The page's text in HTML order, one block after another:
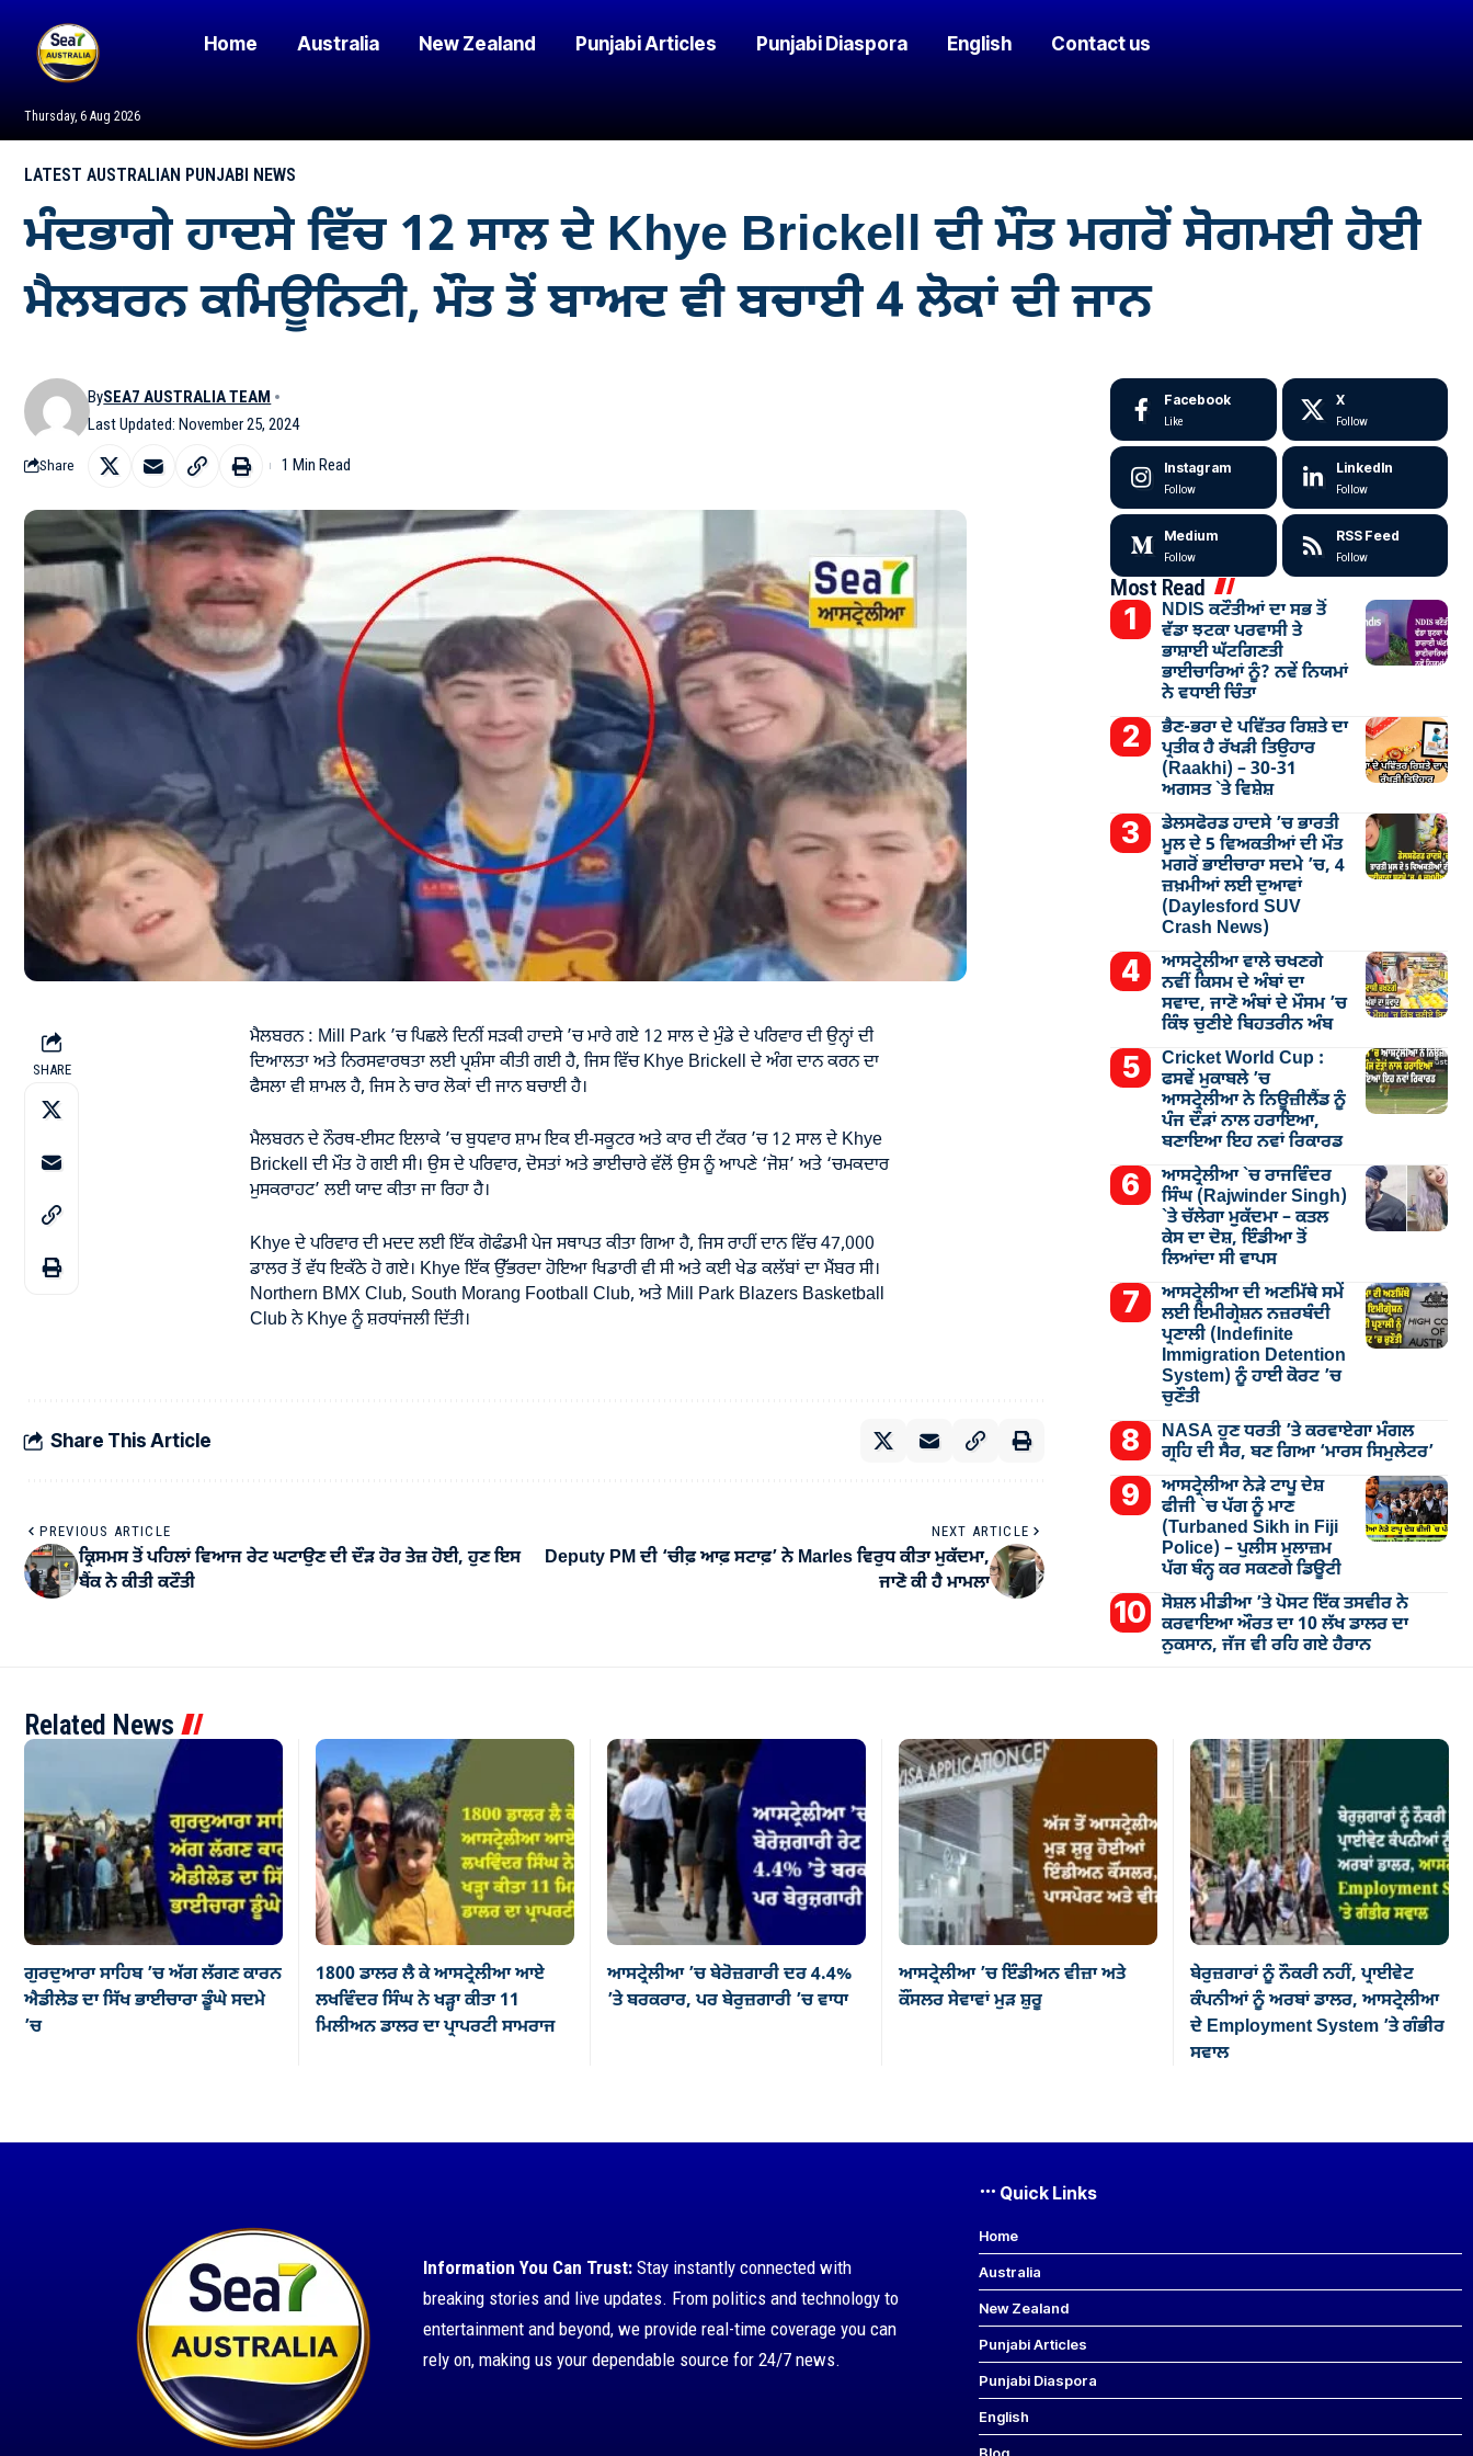
Thursday, 6 Aug 2026
Home Australia New Zealand Punjabi Articles Punjabi Diaspora English Contact us
LATEST AUSTRALIAN PUNJABI NEWS
ਮੰਦਭਾਗੇ ਹਾਦਸੇ ਵਿੱਚ 12 ਸਾਲ ਦੇ Khye Brickell ਦੀ ਮੌਤ ਮਗਰੋਂ ਸੋਗਮਈ ਹੋਈ
ਮੈਲਬਰਨ ਕਮਿਊਨਿਟੀ, ਮੌਤ ਤੋਂ ਬਾਅਦ ਵੀ ਬਚਾਈ 4 ਲੋਕਾਂ ਦੀ ਜਾਨ
Last Updated: November 25, 2024
BySEA7 AUSTRALIA TEAM
Share 1 Min Read
SHARE
ਮੈਲਬਰਨ : Mill Park ’ਚ ਪਿਛਲੇ ਦਿਨੀਂ ਸੜਕੀ ਹਾਦਸੇ ’ਚ ਮਾਰੇ ਗਏ 12 ਸਾਲ ਦੇ ਮੁੰਡੇ ਦੇ ਪਰਿਵਾਰ ਦੀ ਉਨ੍ਹਾਂ ਦੀ
ਦਿਆਲਤਾ ਅਤੇ ਨਿਰਸਵਾਰਥਤਾ ਲਈ ਪ੍ਰਸ਼ੰਸਾ ਕੀਤੀ ਗਈ ਹੈ, ਜਿਸ ਵਿੱਚ Khye Brickell ਦੇ ਅੰਗ ਦਾਨ ਕਰਨ ਦਾ
ਫੈਸਲਾ ਵੀ ਸ਼ਾਮਲ ਹੈ, ਜਿਸ ਨੇ ਚਾਰ ਲੋਕਾਂ ਦੀ ਜਾਨ ਬਚਾਈ ਹੈ।
ਮੈਲਬਰਨ ਦੇ ਨੌਰਥ-ਈਸਟ ਇਲਾਕੇ ’ਚ ਬੁਧਵਾਰ ਸ਼ਾਮ ਇਕ ਈ-ਸਕੂਟਰ ਅਤੇ ਕਾਰ ਦੀ ਟੱਕਰ ’ਚ 12 ਸਾਲ ਦੇ Khye
Brickell ਦੀ ਮੌਤ ਹੋ ਗਈ ਸੀ। ਉਸ ਦੇ ਪਰਿਵਾਰ, ਦੋਸਤਾਂ ਅਤੇ ਭਾਈਚਾਰੇ ਵੱਲੋਂ ਉਸ ਨੂੰ ਆਪਣੇ ‘ਜੋਸ਼’ ਅਤੇ ‘ਚਮਕਦਾਰ
ਮੁਸਕਰਾਹਟ’ ਲਈ ਯਾਦ ਕੀਤਾ ਜਾ ਰਿਹਾ ਹੈ।
Khye ਦੇ ਪਰਿਵਾਰ ਦੀ ਮਦਦ ਲਈ ਇੱਕ ਗੋਫੰਡਮੀ ਪੇਜ ਸਥਾਪਤ ਕੀਤਾ ਗਿਆ ਹੈ, ਜਿਸ ਰਾਹੀਂ ਦਾਨ ਵਿੱਚ 47,000
ਡਾਲਰ ਤੋਂ ਵੱਧ ਇਕੱਠੇ ਹੋ ਗਏ। Khye ਇੱਕ ਉੱਭਰਦਾ ਹੋਇਆ ਖਿਡਾਰੀ ਵੀ ਸੀ ਅਤੇ ਕਈ ਖੇਡ ਕਲੱਬਾਂ ਦਾ ਮੈਂਬਰ ਸੀ।
Northern BMX Club, South Morang Football Club, ਅਤੇ Mill Park Blazers Basketball
Club ਨੇ Khye ਨੂੰ ਸ਼ਰਧਾਂਜਲੀ ਦਿੱਤੀ।
Share This Article
PREVIOUS ARTICLE
ਕ੍ਰਿਸਮਸ ਤੋਂ ਪਹਿਲਾਂ ਵਿਆਜ ਰੇਟ ਘਟਾਉਣ ਦੀ ਦੌੜ ਹੋਰ ਤੇਜ਼ ਹੋਈ, ਹੁਣ ਇਸ
ਬੈਂਕ ਨੇ ਕੀਤੀ ਕਟੌਤੀ
NEXT ARTICLE
Deputy PM ਦੀ ‘ਚੀਫ਼ ਆਫ਼ ਸਟਾਫ਼’ ਨੇ Marles ਵਿਰੁਧ ਕੀਤਾ ਮੁਕੱਦਮਾ,
ਜਾਣੋ ਕੀ ਹੈ ਮਾਮਲਾ
Facebook
Like
X
Follow
Instagram
Follow
LinkedIn
Follow
Medium
Follow
RSS Feed
Follow
Most Read
NDIS ਕਟੌਤੀਆਂ ਦਾ ਸਭ ਤੋਂ
ਵੱਡਾ ਝਟਕਾ ਪਰਵਾਸੀ ਤੇ
ਭਾਸ਼ਾਈ ਘੱਟਗਿਣਤੀ
ਭਾਈਚਾਰਿਆਂ ਨੂੰ? ਨਵੇਂ ਨਿਯਮਾਂ
ਨੇ ਵਧਾਈ ਚਿੰਤਾ
ਭੈਣ-ਭਰਾ ਦੇ ਪਵਿੱਤਰ ਰਿਸ਼ਤੇ ਦਾ
ਪ੍ਰਤੀਕ ਹੈ ਰੱਖੜੀ ਤਿਉਹਾਰ
(Raakhi) – 30-31
ਅਗਸਤ `ਤੇ ਵਿਸ਼ੇਸ਼
ਡੇਲਸਫੋਰਡ ਹਾਦਸੇ ’ਚ ਭਾਰਤੀ
ਮੂਲ ਦੇ 5 ਵਿਅਕਤੀਆਂ ਦੀ ਮੌਤ
ਮਗਰੋਂ ਭਾਈਚਾਰਾ ਸਦਮੇ ’ਚ, 4
ਜ਼ਖ਼ਮੀਆਂ ਲਈ ਦੁਆਵਾਂ
(Daylesford SUV
Crash News)
ਆਸਟ੍ਰੇਲੀਆ ਵਾਲੇ ਚਖਣਗੇ
ਨਵੀਂ ਕਿਸਮ ਦੇ ਅੰਬਾਂ ਦਾ
ਸਵਾਦ, ਜਾਣੋ ਅੰਬਾਂ ਦੇ ਮੌਸਮ ’ਚ
ਕਿੰਝ ਚੁਣੀਏ ਬਿਹਤਰੀਨ ਅੰਬ
Cricket World Cup :
ਫਸਵੇਂ ਮੁਕਾਬਲੇ ’ਚ
ਆਸਟ੍ਰੇਲੀਆ ਨੇ ਨਿਊਜ਼ੀਲੈਂਡ ਨੂੰ
ਪੰਜ ਦੌੜਾਂ ਨਾਲ ਹਰਾਇਆ,
ਬਣਾਇਆ ਇਹ ਨਵਾਂ ਰਿਕਾਰਡ
ਆਸਟ੍ਰੇਲੀਆ `ਚ ਰਾਜਵਿੰਦਰ
ਸਿੰਘ (Rajwinder Singh)
`ਤੇ ਚੱਲੇਗਾ ਮੁੁਕੱਦਮਾ – ਕਤਲ
ਕੇਸ ਦਾ ਦੋਸ਼, ਇੰਡੀਆ ਤੋਂ
ਲਿਆਂਦਾ ਸੀ ਵਾਪਸ
ਆਸਟ੍ਰੇਲੀਆ ਦੀ ਅਣਮਿੱਥੇ ਸਮੇਂ
ਲਈ ਇਮੀਗ੍ਰੇਸ਼ਨ ਨਜ਼ਰਬੰਦੀ
ਪ੍ਰਣਾਲੀ (Indefinite
Immigration Detention
System) ਨੂੰ ਹਾਈ ਕੋਰਟ ’ਚ
ਚੁਣੌਤੀ
NASA ਹੁਣ ਧਰਤੀ ’ਤੇ ਕਰਵਾਏਗਾ ਮੰਗਲ
ਗ੍ਰਹਿ ਦੀ ਸੈਰ, ਬਣ ਗਿਆ ‘ਮਾਰਸ ਸਿਮੁਲੇਟਰ’
ਆਸਟ੍ਰੇਲੀਆ ਨੇੜੇ ਟਾਪੂ ਦੇਸ਼
ਫੀਜੀ `ਚ ਪੱਗ ਨੂੰ ਮਾਣ
(Turbaned Sikh in Fiji
Police) – ਪੁਲੀਸ ਮੁਲਾਜ਼ਮ
ਪੱਗ ਬੰਨ੍ਹ ਕਰ ਸਕਣਗੇ ਡਿਊਟੀ
ਸੋਸ਼ਲ ਮੀਡੀਆ ’ਤੇ ਪੋਸਟ ਇੱਕ ਤਸਵੀਰ ਨੇ
ਕਰਵਾਇਆ ਔਰਤ ਦਾ 10 ਲੱਖ ਡਾਲਰ ਦਾ
ਨੁਕਸਾਨ, ਜੱਜ ਵੀ ਰਹਿ ਗਏ ਹੈਰਾਨ
Related News
ਗੁਰਦੁਆਰਾ ਸਾਹਿਬ ’ਚ ਅੱਗ ਲੱਗਣ ਕਾਰਨ
ਐਡੀਲੇਡ ਦਾ ਸਿੱਖ ਭਾਈਚਾਰਾ ਡੂੰਘੇ ਸਦਮੇ
’ਚ
1800 ਡਾਲਰ ਲੈ ਕੇ ਆਸਟ੍ਰੇਲੀਆ ਆਏ
ਲਖਵਿੰਦਰ ਸਿੰਘ ਨੇ ਖੜ੍ਹਾ ਕੀਤਾ 11
ਮਿਲੀਅਨ ਡਾਲਰ ਦਾ ਪ੍ਰਾਪਰਟੀ ਸਾਮਰਾਜ
ਆਸਟ੍ਰੇਲੀਆ ’ਚ ਬੇਰੋਜ਼ਗਾਰੀ ਦਰ 4.4%
’ਤੇ ਬਰਕਰਾਰ, ਪਰ ਬੇਰੁਜ਼ਗਾਰੀ ’ਚ ਵਾਧਾ
ਆਸਟ੍ਰੇਲੀਆ ’ਚ ਇੰਡੀਅਨ ਵੀਜ਼ਾ ਅਤੇ
ਕੌਂਸਲਰ ਸੇਵਾਵਾਂ ਮੁੜ ਸ਼ੁਰੂ
ਬੇਰੁਜ਼ਗਾਰਾਂ ਨੂੰ ਨੌਕਰੀ ਨਹੀਂ, ਪ੍ਰਾਈਵੇਟ
ਕੰਪਨੀਆਂ ਨੂੰ ਅਰਬਾਂ ਡਾਲਰ, ਆਸਟ੍ਰੇਲੀਆ
ਦੇ Employment System ’ਤੇ ਗੰਭੀਰ
ਸਵਾਲ
Information You Can Trust: Stay instantly connected with
breaking stories and live updates. From politics and technology to
entertainment and beyond, we provide real-time coverage you can
rely on, making us your dependable source for 24/7 news.
Quick Links
Home
Australia
New Zealand
Punjabi Articles
Punjabi Diaspora
English